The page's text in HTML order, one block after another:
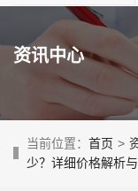
资讯中心
当前位置： 首页 >
少？详细价格解析